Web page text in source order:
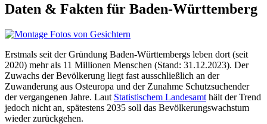
Daten & Fakten für Baden-Württemberg
Erstmals seit der Gründung Baden-Württembergs leben dort (seit
2020) mehr als 11 Millionen Menschen (Stand: 31.12.2023). Der
Zuwachs der Bevölkerung liegt fast ausschließlich an der
Zuwanderung aus Osteuropa und der Zunahme Schutzsuchender
der vergangenen Jahre. Laut Statistischem Landesamt hält der Trend
jedoch nicht an, spätestens 2035 soll das Bevölkerungswachstum
wieder zurückgehen.